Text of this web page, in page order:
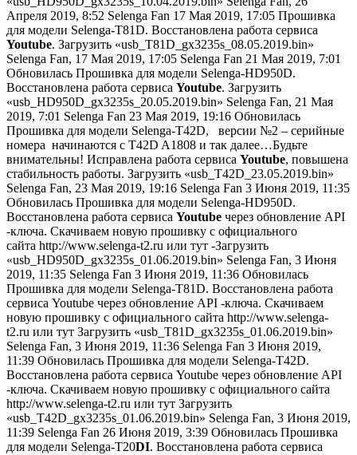
Апреля 2019, 8:52 Selenga Fan 17 Мая 2019, 17:05 Прошивка
для модели Selenga-T81D. Восстановлена работа сервиса
Youtube. Загрузить «usb_T81D_gx3235s_08.05.2019.bin»
Selenga Fan, 17 Мая 2019, 17:05 Selenga Fan 21 Мая 2019, 7:01
Обновилась Прошивка для модели Selenga-HD950D.
Восстановлена работа сервиса Youtube. Загрузить
«usb_HD950D_gx3235s_20.05.2019.bin» Selenga Fan, 21 Мая
2019, 7:01 Selenga Fan 23 Мая 2019, 19:16 Обновилась
Прошивка для модели Selenga-T42D, версии №2 – серийные
номера начинаются с T42D A1808 и так далее…Будьте
внимательны! Исправлена работа сервиса Youtube, повышена
стабильность работы. Загрузить «usb_T42D_23.05.2019.bin»
Selenga Fan, 23 Мая 2019, 19:16 Selenga Fan 3 Июня 2019, 11:35
Обновилась Прошивка для модели Selenga-HD950D.
Восстановлена работа сервиса Youtube через обновление API
-ключа. Скачиваем новую прошивку с официального
сайта http://www.selenga-t2.ru или тут -Загрузить
«usb_HD950D_gx3235s_01.06.2019.bin» Selenga Fan, 3 Июня
2019, 11:35 Selenga Fan 3 Июня 2019, 11:36 Обновилась
Прошивка для модели Selenga-T81D. Восстановлена работа
сервиса Youtube через обновление API -ключа. Скачиваем
новую прошивку с официального сайта http://www.selenga-
t2.ru или тут Загрузить «usb_T81D_gx3235s_01.06.2019.bin»
Selenga Fan, 3 Июня 2019, 11:36 Selenga Fan 3 Июня 2019,
11:39 Обновилась Прошивка для модели Selenga-T42D.
Восстановлена работа сервиса Youtube через обновление API
-ключа. Скачиваем новую прошивку с официального сайта
http://www.selenga-t2.ru или тут Загрузить
«usb_T42D_gx3235s_01.06.2019.bin» Selenga Fan, 3 Июня 2019,
11:39 Selenga Fan 26 Июня 2019, 3:39 Обновилась Прошивка
для модели Selenga-T20DI. Восстановлена работа сервиса